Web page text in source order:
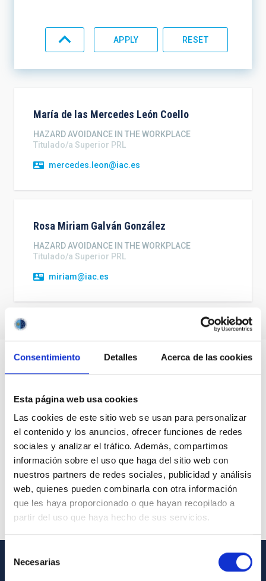
Consentimiento Detalles Acerca de las cookies
Esta página web usa cookies
Las cookies de este sitio web se usan para personalizar
el contenido y los anuncios, ofrecer funciones de redes
sociales y analizar el tráfico. Además, compartimos
información sobre el uso que haga del sitio web con
nuestros partners de redes sociales, publicidad y análisis
web, quienes pueden combinarla con otra información
que les haya proporcionado o que hayan recopilado a
partir del uso que haya hecho de sus servicios.
Necesarias
María de las Mercedes León Coello
HAZARD AVOIDANCE IN THE WORKPLACE
Titulado/a Superior PRL
mercedes.leon@iac.es
Rosa Miriam Galván González
HAZARD AVOIDANCE IN THE WORKPLACE
Titulado/a Superior PRL
miriam@iac.es